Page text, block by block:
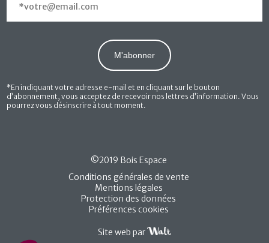
*En indiquant votre adresse e-mail et en cliquant sur le bouton
d’abonnement, vous acceptez de recevoir nos lettres d’information. Vous
pourrez vous désinscrire à tout moment.
©2019 Bois Espace
Conditions générales de vente
Mentions légales
Protection des données
Préférences cookies
Site web par